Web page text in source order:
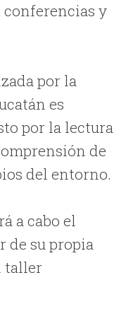
conferencias y
por la
es
por la lectura
de
del entorno.
a cabo el
de su propia
taller